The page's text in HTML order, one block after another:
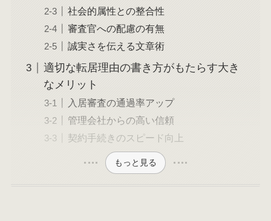
社会的属性との整合性
審査官への配慮の有無
誠実さを伝える文章術
適切な転居理由の書き方がもたらす大き
なメリット
入居審査の通過率アップ
管理会社からの高い信頼
契約手続きのスピード向上
もっと見る